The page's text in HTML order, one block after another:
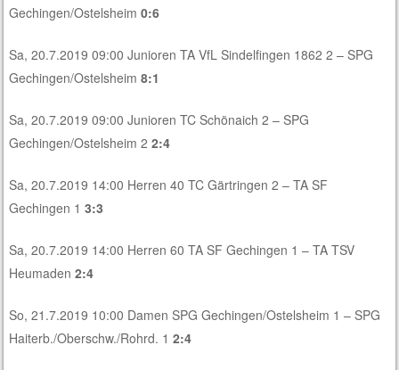
Gechingen/Ostelsheim0:6
Sa, 20.7.2019 09:00 Junioren TA VfL Sindelfingen 1862 2 – SPG
Gechingen/Ostelsheim8:1
Sa, 20.7.2019 09:00 Junioren TC Schönaich 2 – SPG
Gechingen/Ostelsheim 22:4
Sa, 20.7.2019 14:00 Herren 40 TC Gärtringen 2 – TA SF
Gechingen 13:3
Sa, 20.7.2019 14:00 Herren 60 TA SF Gechingen 1 – TA TSV
Heumaden2:4
So, 21.7.2019 10:00 Damen SPG Gechingen/Ostelsheim 1 – SPG
Haiterb./Oberschw./Rohrd. 12:4